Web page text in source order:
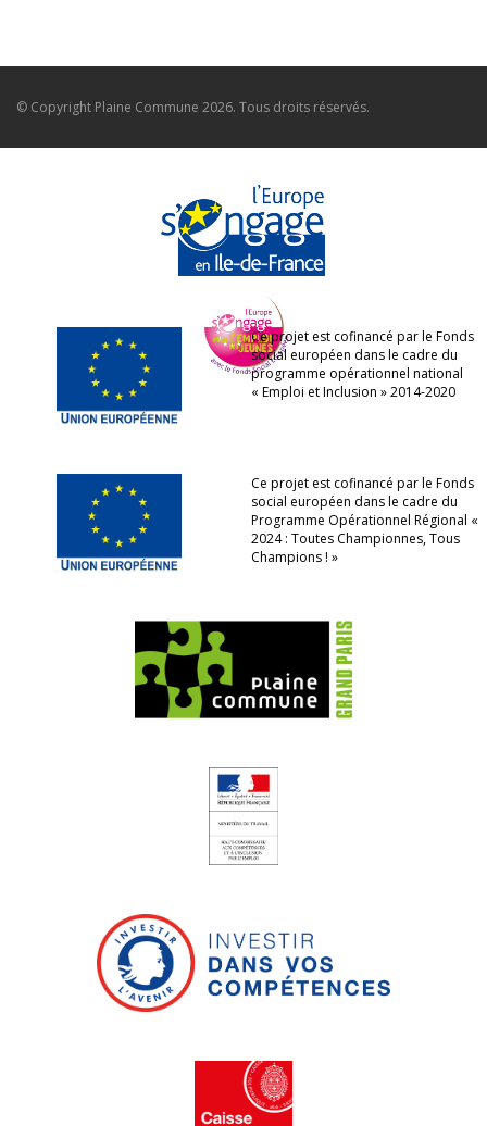
© Copyright Plaine Commune 2026. Tous droits réservés.
Ce projet est cofinancé par le Fonds
social européen dans le cadre du
programme opérationnel national
« Emploi et Inclusion » 2014-2020
Ce projet est cofinancé par le Fonds
social européen dans le cadre du
Programme Opérationnel Régional «
2024 : Toutes Championnes, Tous
Champions ! »